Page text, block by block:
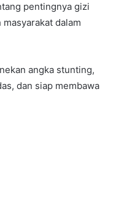
pentingnya gizi
dalam
angka stunting,
dan siap membawa